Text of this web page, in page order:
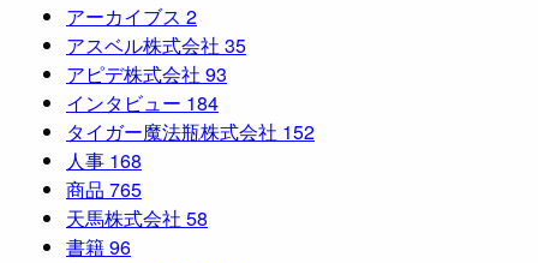
アーカイブス 2
アスベル株式会社 35
アピデ株式会社 93
インタビュー 184
タイガー魔法瓶株式会社 152
人事 168
商品 765
天馬株式会社 58
書籍96